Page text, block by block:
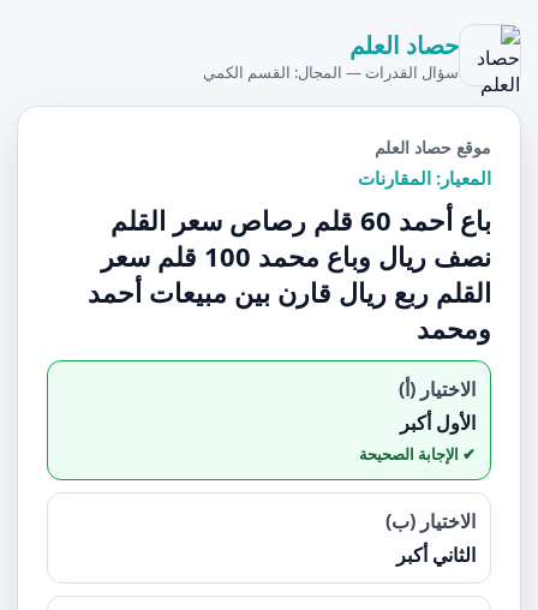
حصاد العلم
سؤال القدرات — المجال: القسم الكمي
موقع حصاد العلم
المعيار: المقارنات
باع أحمد 60 قلم رصاص سعر القلم
نصف ريال وباع محمد 100 قلم سعر
القلم ربع ريال قارن بين مبيعات أحمد
ومحمد
الاختيار (أ)
الأول أكبر
الاختيار (ب)
الثاني أكبر